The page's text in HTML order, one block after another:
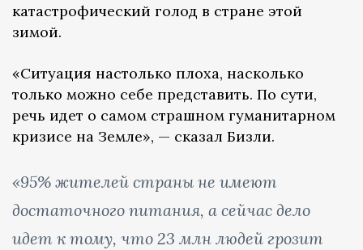
катастрофический голод в стране этой
зимой.
«Ситуация настолько плоха, насколько
только можно себе представить. По сути,
речь идет о самом страшном гуманитарном
кризисе на Земле», — сказал Бизли.
«95% жителей страны не имеют
достаточного питания, а сейчас дело
идет к тому, что 23 млн людей грозит